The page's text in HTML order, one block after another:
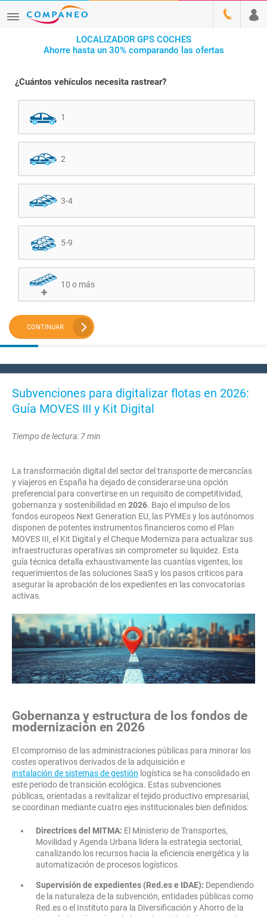
LOCALIZADOR GPS COCHES
Ahorre hasta un 30% comparando las ofertas
¿Cuántos vehículos necesita rastrear?
1
2
3-4
5-9
10 o más
CONTINUAR
Subvenciones para digitalizar flotas en 2026:
Guía MOVES III y Kit Digital
Tiempo de lectura: 7 min
La transformación digital del sector del transporte de mercancías
y viajeros en España ha dejado de considerarse una opción
preferencial para convertirse en un requisito de competitividad,
gobernanza y sostenibilidad en 2026. Bajo el impulso de los
fondos europeos Next Generation EU, las PYMEs y los autónomos
disponen de potentes instrumentos financieros como el Plan
MOVES III, el Kit Digital y el Cheque Moderniza para actualizar sus
infraestructuras operativas sin comprometer su liquidez. Esta
guía técnica detalla exhaustivamente las cuantías vigentes, los
requerimientos de las soluciones SaaS y los pasos críticos para
asegurar la aprobación de los expedientes en las convocatorias
activas.
Gobernanza y estructura de los fondos de
modernización en 2026
El compromiso de las administraciones públicas para minorar los
costes operativos derivados de la adquisición e
instalación de sistemas de gestión logística se ha consolidado en
este periodo de transición ecológica. Estas subvenciones
públicas, orientadas a revitalizar el tejido productivo empresarial,
se coordinan mediante cuatro ejes institucionales bien definidos:
Directrices del MITMA: El Ministerio de Transportes,
Movilidad y Agenda Urbana lidera la estrategia sectorial,
canalizando los recursos hacia la eficiencia energética y la
automatización de procesos logísticos.
Supervisión de expedientes (Red.es e IDAE): Dependiendo
de la naturaleza de la subvención, entidades públicas como
Red.es o el Instituto para la Diversificación y Ahorro de la